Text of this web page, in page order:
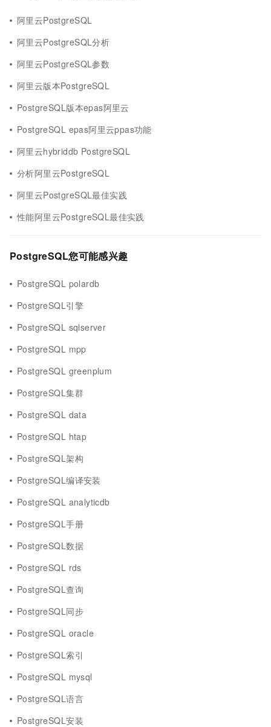
阿里云PostgreSQL
阿里云PostgreSQL分析
阿里云PostgreSQL参数
阿里云版本PostgreSQL
PostgreSQL版本epas阿里云
PostgreSQL epas阿里云ppas功能
阿里云hybriddb PostgreSQL
分析阿里云PostgreSQL
阿里云PostgreSQL最佳实践
性能阿里云PostgreSQL最佳实践
PostgreSQL您可能感兴趣
PostgreSQL polardb
PostgreSQL引擎
PostgreSQL sqlserver
PostgreSQL mpp
PostgreSQL greenplum
PostgreSQL集群
PostgreSQL data
PostgreSQL htap
PostgreSQL架构
PostgreSQL编译安装
PostgreSQL analyticdb
PostgreSQL手册
PostgreSQL数据
PostgreSQL rds
PostgreSQL查询
PostgreSQL同步
PostgreSQL oracle
PostgreSQL索引
PostgreSQL mysql
PostgreSQL语言
PostgreSQL安装